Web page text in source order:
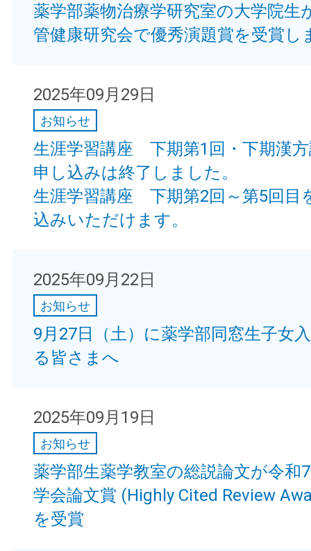
薬学部薬物治療学研究室の大学院生
管健康研究会で優秀演題賞を受賞し
2025年09月29日
お知らせ
生涯学習講座 下期第1回・下期漢
申し込みは終了しました。
生涯学習講座 下期第2回～第5回目
込みいただけます。
2025年09月22日
お知らせ
9月27日（土）に薬学部同窓生子女
る皆さまへ
2025年09月19日
お知らせ
薬学部生薬学教室の総説論文が令和
学会論文賞 (Highly Cited Review
を受賞